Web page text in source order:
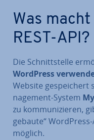
Was
REST-API?
Die Schnitt­stel­le
WordPress
Website ge­spei­chert
nage­ment-System
zu kom­mu­ni­zie­ren,
ge­bau­te“
möglich.